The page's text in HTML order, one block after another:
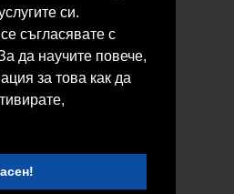
си.
съгласявате с
да научите повече,
за това как да
права запазени